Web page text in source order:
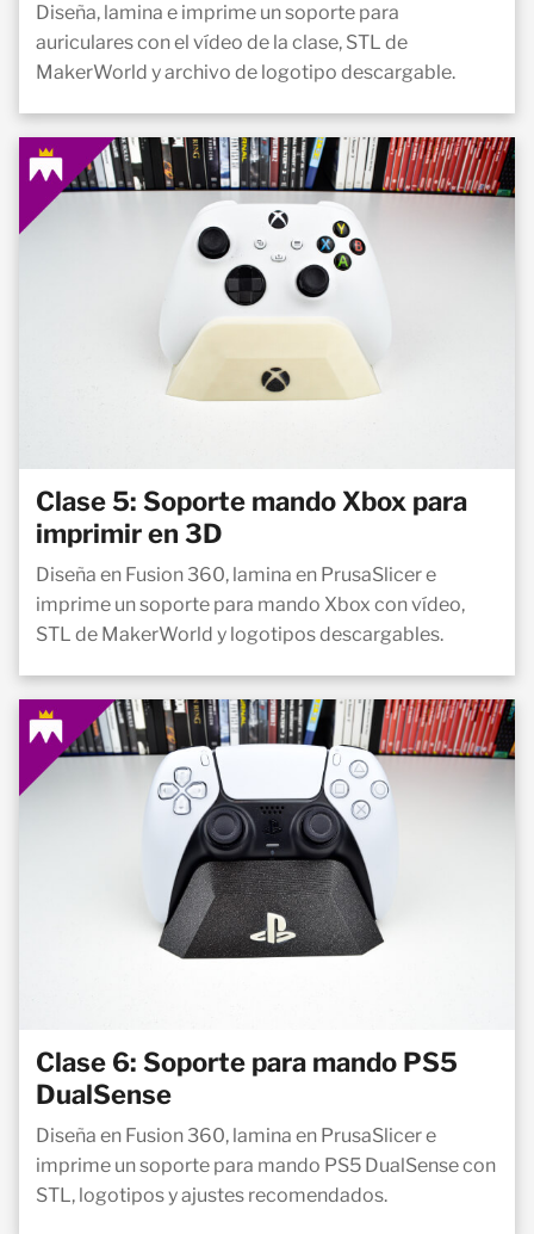
Diseña, lamina e imprime un soporte para
auriculares con el vídeo de la clase, STL de
MakerWorld y archivo de logotipo descargable.
Clase 5: Soporte mando Xbox para
imprimir en 3D
Diseña en Fusion 360, lamina en PrusaSlicer e
imprime un soporte para mando Xbox con vídeo,
STL de MakerWorld y logotipos descargables.
Clase 6: Soporte para mando PS5
DualSense
Diseña en Fusion 360, lamina en PrusaSlicer e
imprime un soporte para mando PS5 DualSense con
STL, logotipos y ajustes recomendados.